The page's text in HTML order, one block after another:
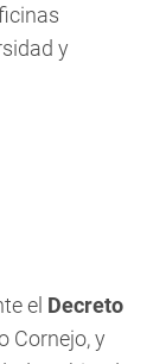
y
el Decreto
Cornejo, y